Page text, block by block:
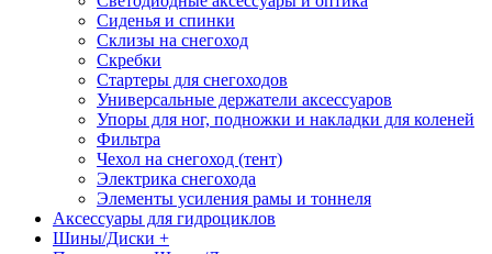
Сиденья и спинки
Склизы на снегоход
Скребки
Стартеры для снегоходов
Универсальные держатели аксессуаров
Упоры для ног, подножки и накладки для коленей
Фильтра
Чехол на снегоход (тент)
Электрика снегохода
Элементы усиления рамы и тоннеля
Аксессуары для гидроциклов
Шины/Диски +